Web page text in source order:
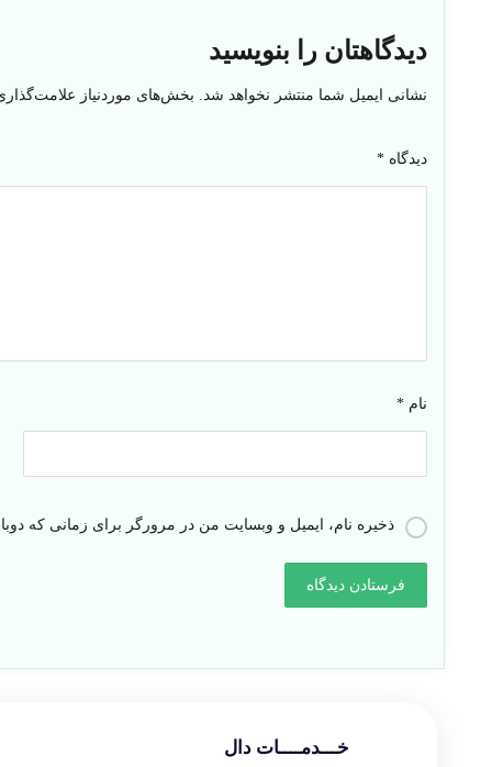
دیدگاهتان را بنویسید
نشانی ایمیل شما منتشر نخواهد شد. بخش‌های موردنیاز
دیدگاه*
نام*
ذخیره نام، ایمیل و وبسایت من در مرورگر برای زمانی که
خـــدمــــات دال